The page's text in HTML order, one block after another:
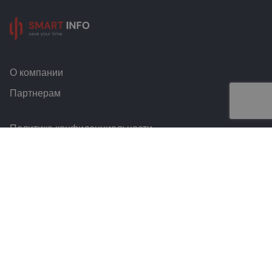
О компании
Партнерам
Политика конфиденциальности